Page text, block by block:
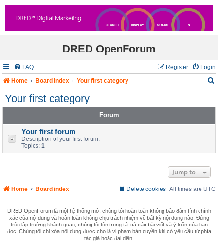
DRED OpenForum
FAQ Login
Register
Home
Board index Your first category
a
Your first category
Forum
Your first forum
Description of your first forum.
Topics: 1
Jump to
Home Board index All times are UTC
Delete cookies
DRED OpenForum là một hệ thống mở, chúng tôi hoàn toàn không bảo đảm tính chính
xác của nội dung và hoàn toàn không chịu trách nhiệm về bất kỳ nội dung nào. Đứng
trên lập trường khách quan, chúng tôi tôn trọng tất cả các bài viết và ý kiến của bạn
đọc. Chúng tôi chỉ xóa nội dung được cho là vi phạm bản quyền khi có yêu cầu từ phía
tác giả hoặc đại diện.